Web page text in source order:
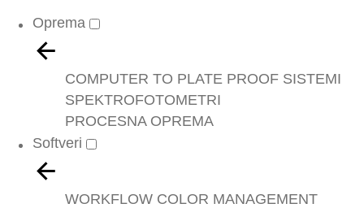
Oprema
COMPUTER TO PLATE PROOF SISTEMI
SPEKTROFOTOMETRI
PROCESNA OPREMA
Softveri
WORKFLOW COLOR MANAGEMENT